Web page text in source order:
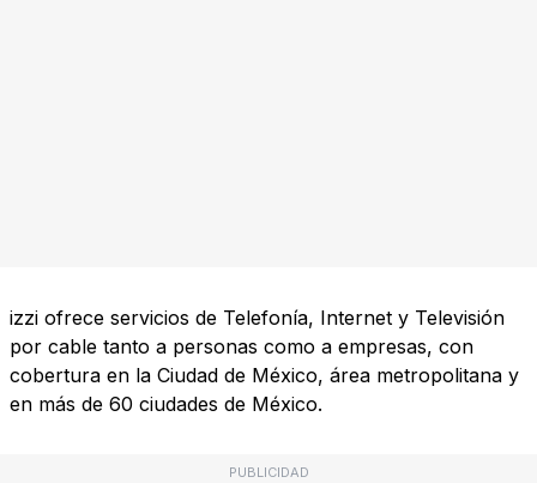
izzi ofrece servicios de Telefonía, Internet y Televisión
por cable tanto a personas como a empresas, con
cobertura en la Ciudad de México, área metropolitana y
en más de 60 ciudades de México.
PUBLICIDAD